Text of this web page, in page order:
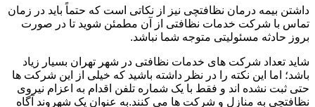
داشتن بیمه درمان نظافتچی نیز از نکاتی است که حتماً باید در زمان
تماس با شرکت خدمات نظافتی از آن مطمئن شوید تا در صورت
بروز حادثه مسئولیتی متوجه شما نباشد.
شاید تعداد شرکت های خدمات نظافتی در شهر تهران بسیار زیاد
باشد؛ اما این نکته را در نظر داشته باشید که خیلی از این شرکت ها
حتی ثبت نشده اند و فقط با یک شماره تلفن اقدام به اعزام نیروی
نظافتچی به منازل و شرکت ها می کنند.به عنوان یک شهروند آگاه